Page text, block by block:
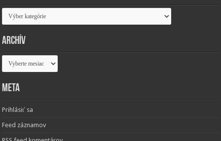
Kategórie
Archív
Archív
Meta
Prihlásiť sa
Feed záznamov